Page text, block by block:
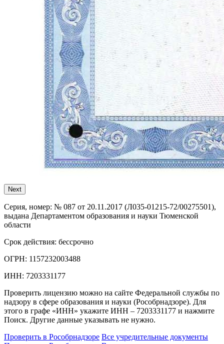
Next
Серия, номер: № 087 от 20.11.2017 (Л035-01215-72/00275501),
выдана Департаментом образования и науки Тюменской
области
Срок действия: бессрочно
ОГРН: 1157232003488
ИНН: 7203331177
Проверить лицензию можно на сайте Федеральной службы по
надзору в сфере образования и науки (Рособрнадзоре). Для
этого в графе «ИНН» укажите ИНН – 7203331177 и нажмите
Поиск. Другие данные указывать не нужно.
Проверить в Рособрнадзоре Все учредительные документы